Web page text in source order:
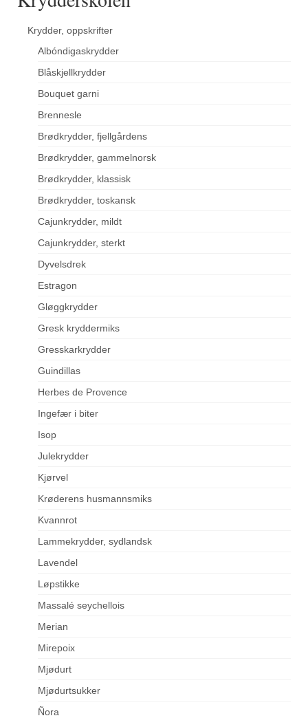
Krydder, oppskrifter
Albóndigaskrydder
Blåskjellkrydder
Bouquet garni
Brennesle
Brødkrydder, fjellgårdens
Brødkrydder, gammelnorsk
Brødkrydder, klassisk
Brødkrydder, toskansk
Cajunkrydder, mildt
Cajunkrydder, sterkt
Dyvelsdrek
Estragon
Gløggkrydder
Gresk kryddermiks
Gresskarkrydder
Guindillas
Herbes de Provence
Ingefær i biter
Isop
Julekrydder
Kjørvel
Krøderens husmannsmiks
Kvannrot
Lammekrydder, sydlandsk
Lavendel
Løpstikke
Massalé seychellois
Merian
Mirepoix
Mjødurt
Mjødurtsukker
Ñora